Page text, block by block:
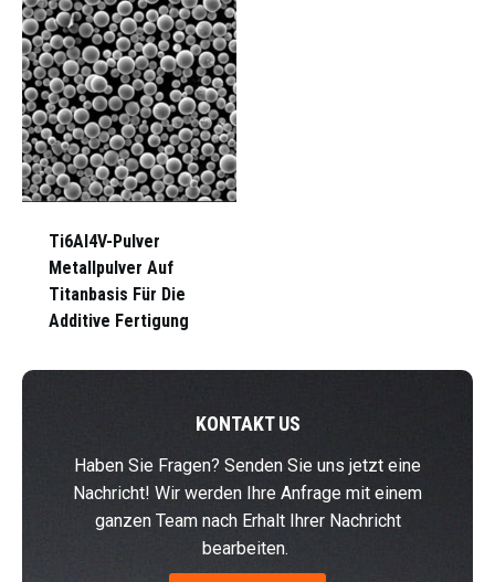
Ti6Al4V-Pulver
Metallpulver Auf
Titanbasis Für Die
Additive Fertigung
KONTAKT US
Haben Sie Fragen? Senden Sie uns jetzt eine
Nachricht! Wir werden Ihre Anfrage mit einem
ganzen Team nach Erhalt Ihrer Nachricht
bearbeiten.